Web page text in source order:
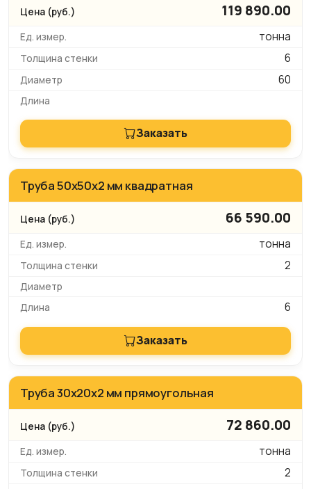
119 890.00
тонна
6
60
Заказать
Труба 50x50х2 мм квадратная
66 590.00
тонна
2
6
Заказать
Труба 30x20x2 мм прямоугольная
72 860.00
тонна
2